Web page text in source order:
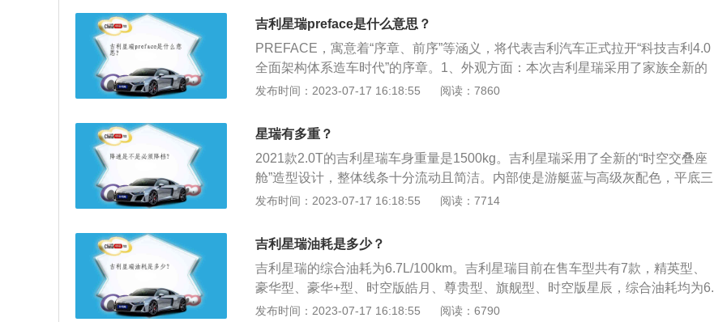
中控屏可以腾出来显示其他内容。全景摄像头：全景摄像头不仅成像清晰，它甚
至还带有“上帝之眼”功能，在开启转向灯后，屏幕会呈现一个斜后方的鸟瞰图，
这用来观察侧后方盲区非常方便。
吉利星瑞preface是什么意思？
PREFACE，寓意着“序章、前序”等涵义，将代表吉利汽车正式拉开“科技吉利4.0
全面架构体系造车时代”的序章。1、外观方面：本次吉利星瑞采用了家族全新的
设计语言，前脸有着酷似沃尔沃S60车型的设计风格，涟漪式大嘴格栅内部有大
分则有着时下流行的三段式镂空装饰，整体而显得大气而时尚。2、内饰部分：
统，而整个中控台面则由复杂的交叉式空调出风口及撞色工艺面板覆盖，配合精
致且高耸的换挡区域和电子档杆等细节，显得相当的时尚。3、动力方面：采用C
MA超级母体打造的新车搭载沃尔沃Drive-E系列2.0T发动机配7速双离合变速箱的
补充。
发布时间：2023-07-17 16:18:55 阅读：7860
星瑞有多重？
2021款2.0T的吉利星瑞车身重量是1500kg。吉利星瑞采用了全新的“时空交叠座
舱”造型设计，整体线条十分流动且简洁。内部使是游艇蓝与高级灰配色，平底三
辐式多功能方向盘、12.3英寸液晶仪表、悬浮式12.3英寸中控大屏，有较强的科
有：1、车辆轮胎：轮胎是车辆和地面接触的唯一零部件，一般越宽、越扁的轮
胎会使车辆在高速驾驶的稳定性越好；2、车辆外形：车辆外形也是关系车辆高
速稳定性的因素，越符合空气动力学的车辆在高速驾驶时的稳定性越好；3、驱
动形式：车辆的驱动形式大多数包括前驱、后驱和四驱，四驱车要比前后两驱车
更加稳定；4、悬挂系统：一般独立悬挂的车辆要比非独立悬挂系统的车辆更稳
发布时间：2023-07-17 16:18:55 阅读：7714
吉利星瑞油耗是多少？
吉利星瑞的综合油耗为6.7L/100km。吉利星瑞目前在售车型共有7款，精英型、
豪华型、豪华+型、时空版皓月、尊贵型、旗舰型、时空版星辰，综合油耗均为6.
7L/100km。以上是NEDC综合油耗，是车辆在NEDC测试规程下所测得的综合工
发布时间：2023-07-17 16:18:55 阅读：6790